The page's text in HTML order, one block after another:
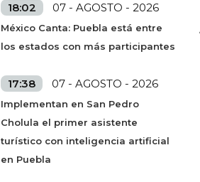
18:02 07 - AGOSTO - 2026
México Canta: Puebla está entre
los estados con más participantes
17:38 07 - AGOSTO - 2026
Implementan en San Pedro
Cholula el primer asistente
turístico con inteligencia artificial
en Puebla